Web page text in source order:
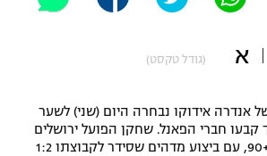
בפרסים
א (גודל טקסט)
אנדרה אידוקו נבחרה היום (שני) לשער
קבעו חברי הפאנל. שחקן הפועל ירושלים
עשה זאת בדקה ה-90+3, עם ביצוע מדהים שסידר לקבוצתו 1:2